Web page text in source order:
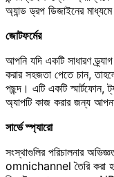
অ্যান্ড ড্রপ ডিজাইনের
জোটফর্মের
আপনি যদি একটি সাধারণ
করার সহজতা পেতে চান,
পছন্দ। এটি একটি স্মার্টফোন,
অ্যাপটি কাজ করার জন্য
সার্ভে স্প্যারো
সংস্থাগুলির পরিচালনার
omnichannel তৈরি করা